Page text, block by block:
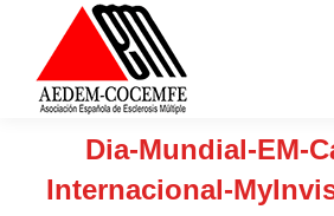
Dia-Mundial-EM-
Internacional-